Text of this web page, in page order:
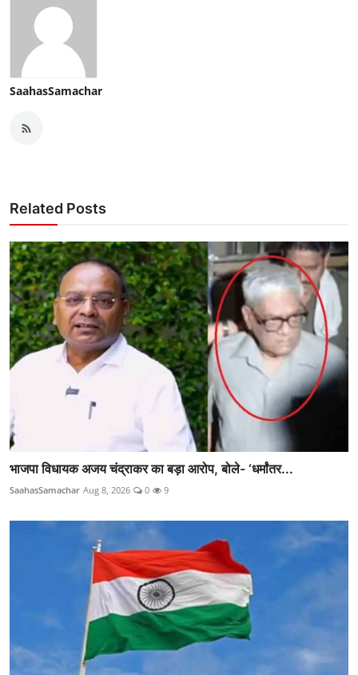
SaahasSamachar
Related Posts
भाजपा विधायक अजय चंद्राकर का बड़ा आरोप, बोले- ‘धर्मांतर...
SaahasSamachar Aug 8, 2026 0 9